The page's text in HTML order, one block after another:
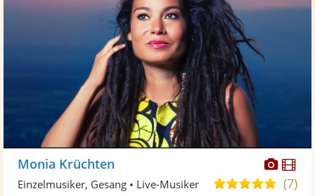
Monia Krüchten
5,0(7)
Einzelmusiker, Gesang • Live-Musiker